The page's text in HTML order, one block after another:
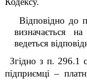
Відповідно до
визначається
ведеться
Згідно з п. 296.1
підприємці –